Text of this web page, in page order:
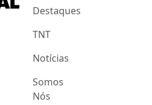
Destaques
TNT
Notícias
Somos
Nós